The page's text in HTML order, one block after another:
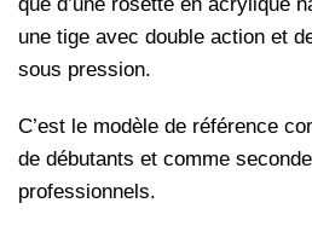
une tige avec double action et
sous pression.
C’est le modèle de référence
de débutants et comme
professionnels.